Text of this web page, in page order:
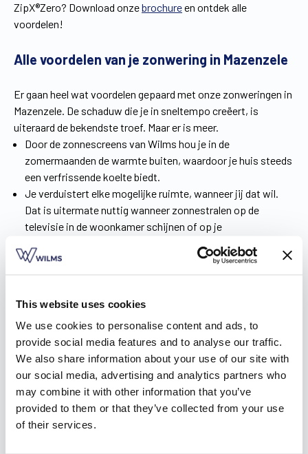
This website uses cookies
We use cookies to personalise content and ads, to
provide social media features and to analyse our traffic.
We also share information about your use of our site with
our social media, advertising and analytics partners who
may combine it with other information that you’ve
provided to them or that they’ve collected from your use
of their services.
ZipX®Zero? Download onzebrochureen ontdek alle
voordelen!
Alle voordelen van je zonwering in Mazenzele
Er gaan heel wat voordelen gepaard met onze zonweringen in
Mazenzele. De schaduw die je in sneltempo creëert, is
uiteraard de bekendste troef. Maar er is meer.
Door de zonnescreens van Wilms hou je in de
zomermaanden de warmte buiten, waardoor je huis steeds
een verfrissende koelte biedt.
Je verduistert elke mogelijke ruimte, wanneer jij dat wil.
Dat is uitermate nuttig wanneer zonnestralen op de
televisie in de woonkamer schijnen of op je
Nood aan privacy? Met slechts een druk op de knop gaan
Al onze zonnescreens werken met een elektronische
aansturing. Een bekabeling met een schakelaar is mogelijk
of (voor het ultieme gebruiksgemak) een draadloze
bediening via een zender of app.
Alle screens zijn insectenwerend, waardoor je overdag én ‘s
nachts geen last hebt van hinderlijke beestjes.
Download deinspiratiebrochure